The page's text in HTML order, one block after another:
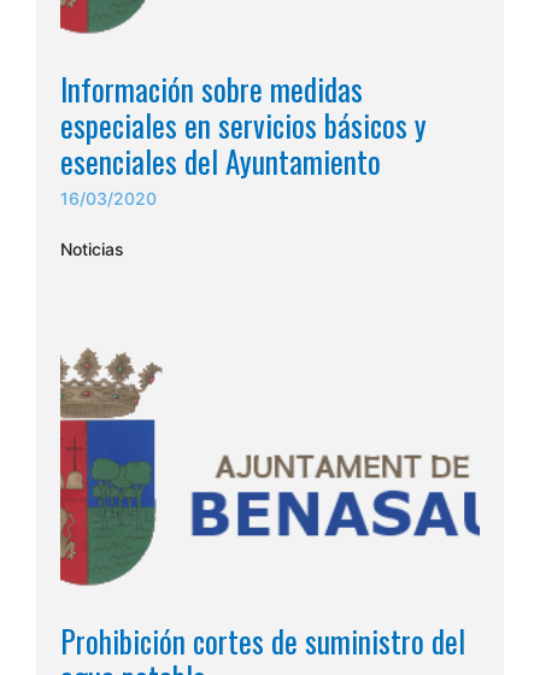
Información sobre medidas
especiales en servicios básicos y
esenciales del Ayuntamiento
16/03/2020
Noticias
Prohibición cortes de suministro del